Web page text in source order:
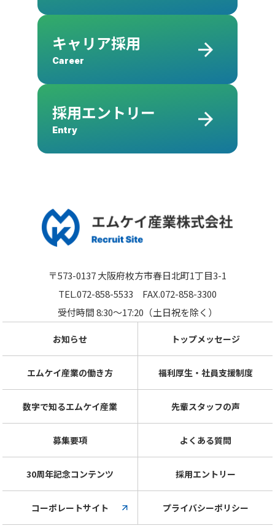
キャリア採用
Career
採用エントリー
Entry
お知らせ トップメッセージ
エムケイ産業の働き方 福利厚生・社員支援制度
数字で知るエムケイ産業 先輩スタッフの声
募集要項 よくある質問
30周年記念コンテンツ 採用エントリー
コーポレートサイト プライバシーポリシー
〒573-0137 大阪府枚方市春日北町1丁目3-1
TEL.072-858-5533 FAX.072-858-3300
受付時間 8:30～17:20（土日祝を除く）